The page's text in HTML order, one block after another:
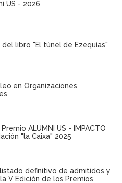
US - 2026
del libro "El túnel de Ezequías"
en Organizaciones
ALUMNI US - IMPACTO
"la Caixa" 2025
definitivo de admitidos y
V Edición de los Premios